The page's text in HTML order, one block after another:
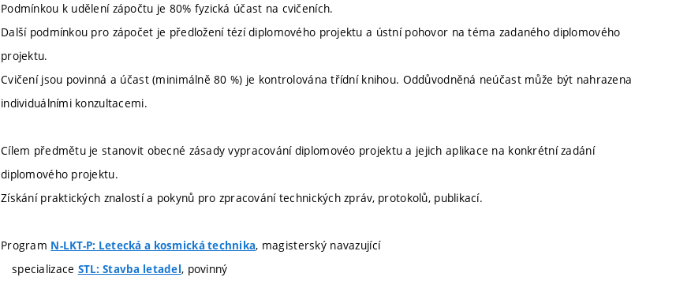
Podmínkou k udělení zápočtu je 80% fyzická účast na cvičeních.
Další podmínkou pro zápočet je předložení tézí diplomového projektu a ústní pohovor na téma zadaného diplomového
projektu.
Cvičení jsou povinná a účast (minimálně 80 %) je kontrolována třídní knihou. Oddůvodněná neúčast může být nahrazena
individuálními konzultacemi.
Cílem předmětu je stanovit obecné zásady vypracování diplomovéo projektu a jejich aplikace na konkrétní zadání
diplomového projektu.
Získání praktických znalostí a pokynů pro zpracování technických zpráv, protokolů, publikací.
Program N-LKT-P: Letecká a kosmická technika, magisterský navazující
specializace STL: Stavba letadel, povinný